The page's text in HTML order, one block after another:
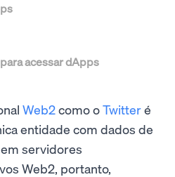
acessar dApps
Web2como oTwitteré
entidade com dados de
servidores
Web2, portanto,